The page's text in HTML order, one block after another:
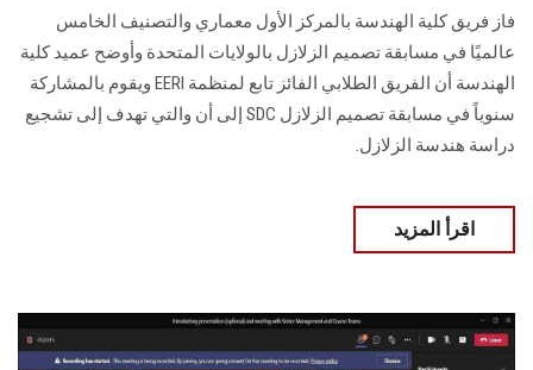
فاز فريق كلية الهندسة بالمركز الأول معماري والتصنيف الخامس
عالميًا في مسابقة تصميم الزلازل بالولايات المتحدة وأوضح عميد كلية
الهندسة أن الفريق الطلابي الفائز تابع لمنظمة EERI ويقوم بالمشاركة
سنوياً في مسابقة تصميم الزلازل SDC إلى أن والتي تهدف إلى تشجيع
دراسة هندسة الزلازل.
اقرأ المزيد